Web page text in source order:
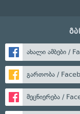
ახალი ამბები /
გართობა /
მეცნიერება /